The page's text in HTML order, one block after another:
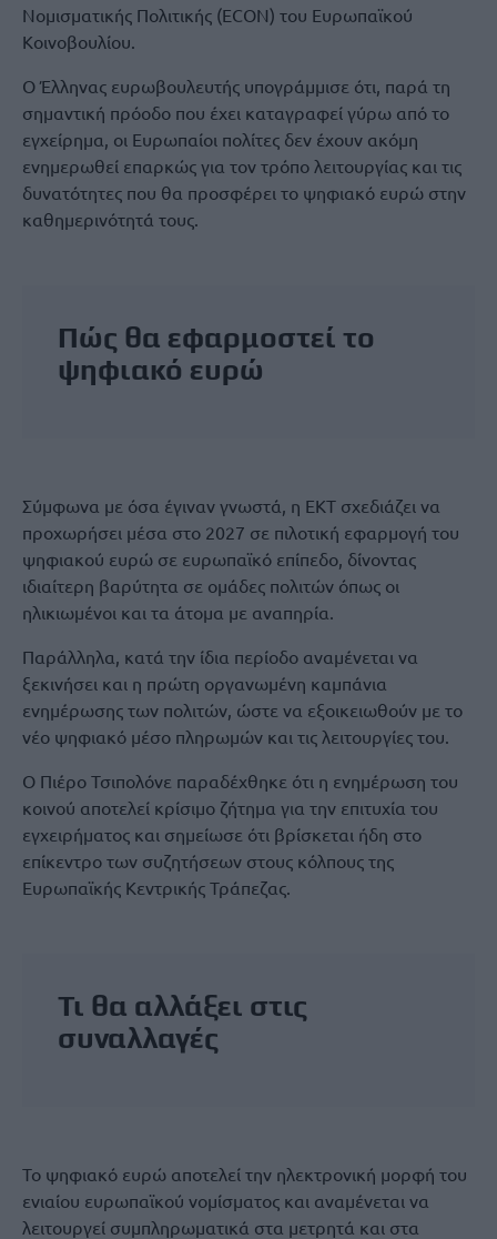
Νομισματικής Πολιτικής (ECON) του Ευρωπαϊκού
Κοινοβουλίου.
Ο Έλληνας ευρωβουλευτής υπογράμμισε ότι, παρά τη
σημαντική πρόοδο που έχει καταγραφεί γύρω από το
εγχείρημα, οι Ευρωπαίοι πολίτες δεν έχουν ακόμη
ενημερωθεί επαρκώς για τον τρόπο λειτουργίας και τις
δυνατότητες που θα προσφέρει το ψηφιακό ευρώ στην
καθημερινότητά τους.
Πώς θα εφαρμοστεί το
ψηφιακό ευρώ
Σύμφωνα με όσα έγιναν γνωστά, η ΕΚΤ σχεδιάζει να
προχωρήσει μέσα στο 2027 σε πιλοτική εφαρμογή του
ψηφιακού ευρώ σε ευρωπαϊκό επίπεδο, δίνοντας
ιδιαίτερη βαρύτητα σε ομάδες πολιτών όπως οι
ηλικιωμένοι και τα άτομα με αναπηρία.
Παράλληλα, κατά την ίδια περίοδο αναμένεται να
ξεκινήσει και η πρώτη οργανωμένη καμπάνια
ενημέρωσης των πολιτών, ώστε να εξοικειωθούν με το
νέο ψηφιακό μέσο πληρωμών και τις λειτουργίες του.
Ο Πιέρο Τσιπολόνε παραδέχθηκε ότι η ενημέρωση του
κοινού αποτελεί κρίσιμο ζήτημα για την επιτυχία του
εγχειρήματος και σημείωσε ότι βρίσκεται ήδη στο
επίκεντρο των συζητήσεων στους κόλπους της
Ευρωπαϊκής Κεντρικής Τράπεζας.
Τι θα αλλάξει στις
συναλλαγές
Το ψηφιακό ευρώ αποτελεί την ηλεκτρονική μορφή του
ενιαίου ευρωπαϊκού νομίσματος και αναμένεται να
λειτουργεί συμπληρωματικά στα μετρητά και στα